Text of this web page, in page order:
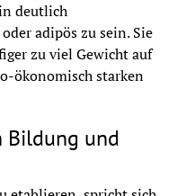
deutlich
adipös zu sein. Sie
zu viel Gewicht auf
ökonomisch starken
Bildung und